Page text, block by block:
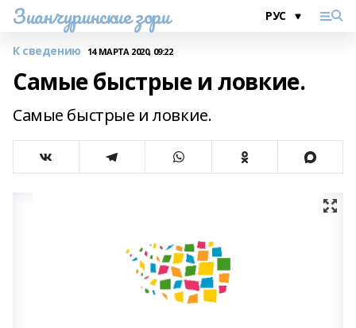
Зианчуринские зори
К сведению 14 МАРТА 2020, 09:22
Самые быстрые и ловкие.
Самые быстрые и ловкие.